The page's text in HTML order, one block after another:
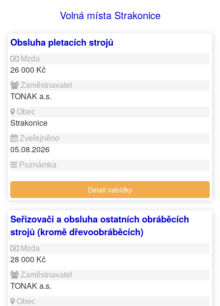
Volná místa Strakonice
Obsluha pletacích strojů
26 000 Kč
TONAK a.s.
Strakonice
05.08.2026
Detail nabídky
Seřizovači a obsluha ostatních obráběcích
strojů (kromě dřevoobráběcích)
28 000 Kč
TONAK a.s.